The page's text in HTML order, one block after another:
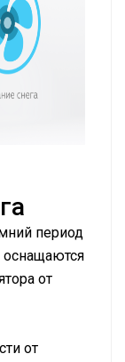
период
оснащаются
от
от